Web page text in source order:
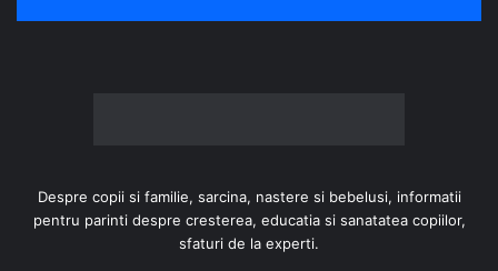
Despre copii si familie, sarcina, nastere si bebelusi, informatii
pentru parinti despre cresterea, educatia si sanatatea copiilor,
sfaturi de la experti.